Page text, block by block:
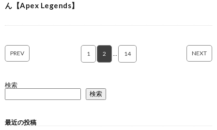
ん【Apex Legends】
PREV 1 2 14 NEXT
検索
検索
最近の投稿